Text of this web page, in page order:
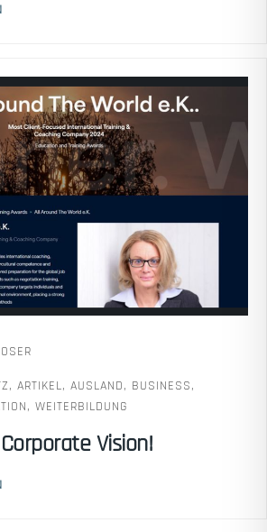
, ARTIKEL, AUSLAND, BUSINESS,
, WEITERBILDUNG
Vision!